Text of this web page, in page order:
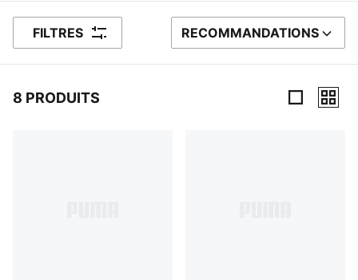
FILTRES TRIER PAR
RECOMMANDATIONS
8 PRODUITS